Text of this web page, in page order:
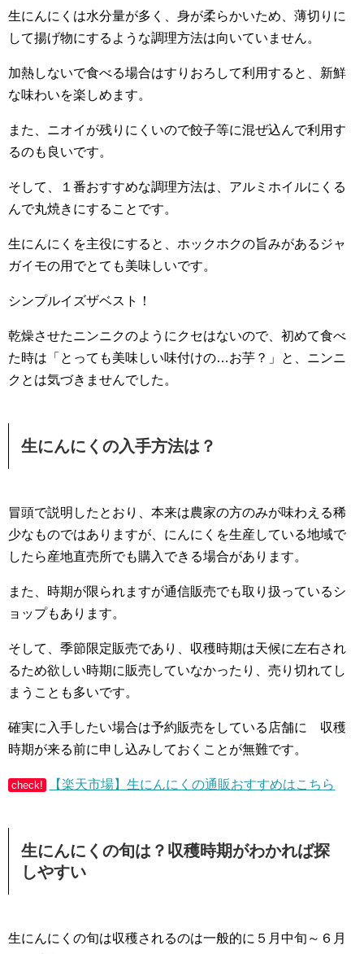
生にんにくは水分量が多く、身が柔らかいため、薄切りに
して揚げ物にするような調理方法は向いていません。
加熱しないで食べる場合はすりおろして利用すると、新鮮
な味わいを楽しめます。
また、ニオイが残りにくいので餃子等に混ぜ込んで利用す
るのも良いです。
そして、１番おすすめな調理方法は、アルミホイルにくる
んで丸焼きにすることです。
生にんにくを主役にすると、ホックホクの旨みがあるジャ
ガイモの用でとても美味しいです。
シンプルイズザベスト！
乾燥させたニンニクのようにクセはないので、初めて食べ
た時は「とっても美味しい味付けの…お芋？」と、ニンニ
クとは気づきませんでした。
生にんにくの入手方法は？
冒頭で説明したとおり、本来は農家の方のみが味わえる稀
少なものではありますが、にんにくを生産している地域で
したら産地直売所でも購入できる場合があります。
また、時期が限られますが通信販売でも取り扱っているシ
ョップもあります。
そして、季節限定販売であり、収穫時期は天候に左右され
るため欲しい時期に販売していなかったり、売り切れてし
まうことも多いです。
確実に入手したい場合は予約販売をしている店舗に 収穫
時期が来る前に申し込みしておくことが無難です。
check! 【楽天市場】生にんにくの通販おすすめはこちら
生にんにくの旬は？収穫時期がわかれば探
しやすい
生にんにくの旬は収穫されるのは一般的に５月中旬～６月